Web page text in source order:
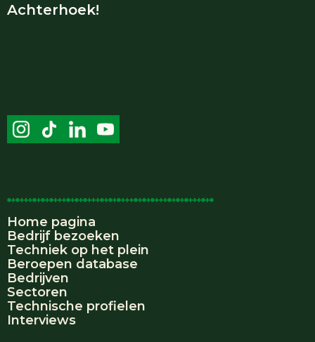
Achterhoek!
Home pagina
Bedrijf bezoeken
Techniek op het plein
Beroepen database
Bedrijven
Sectoren
Technische profielen
Interviews